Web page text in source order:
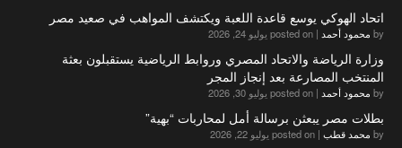
اتحاد الهوكي يوسع قاعدة اللعبة ويكتشف المواهب في صعيد مصر
by محمود أحمد | posted on يوليو 24, 2026
وزارة الرياضة والاتحاد المصري وروابط الرياضية يستقبلون بعثة
المنتخب المصارعة بعد إنجاز المجر
by محمود أحمد | posted on يوليو 30, 2026
بطلات مصر يبعثن برسالة أمل لمحاربات “بهية”
by محمد قطب | posted on يوليو 22, 2026